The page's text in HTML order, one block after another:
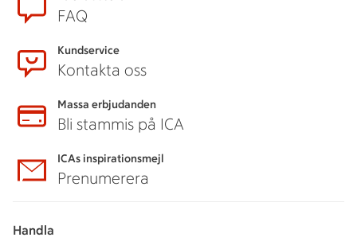
FAQ
Kundservice
Kontakta oss
Massa erbjudanden
Bli stammis på ICA
ICAs inspirationsmejl
Prenumerera
Handla